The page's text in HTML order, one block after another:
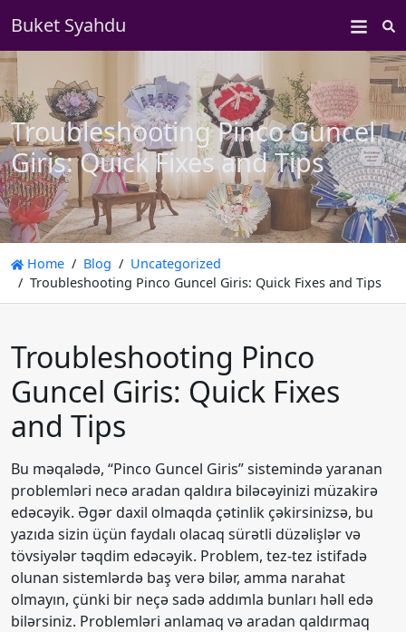
Buket Syahdu
Troubleshooting Pinco Guncel
Giris: Quick Fixes and Tips
Home Blog
Uncategorized
Troubleshooting Pinco Guncel Giris: Quick Fixes and Tips
Troubleshooting Pinco
Guncel Giris: Quick Fixes
and Tips
Bu məqalədə, “Pinco Guncel Giris” sistemində yaranan
problemləri necə aradan qaldıra biləcəyinizi müzakirə
edəcəyik. Əgər daxil olmaqda çətinlik çəkirsinizsə, bu
yazıda sizin üçün faydalı olacaq sürətli düzəlişlər və
tövsiyələr təqdim edəcəyik. Problem, tez-tez istifadə
olunan sistemlərdə baş verə bilər, amma narahat
olmayın, çünki bir neçə sadə addımla bunları həll edə
bilərsiniz. Problemləri anlamaq və aradan qaldırmaq